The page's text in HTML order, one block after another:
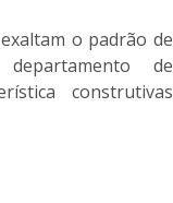
o padrão de
de
construtivas